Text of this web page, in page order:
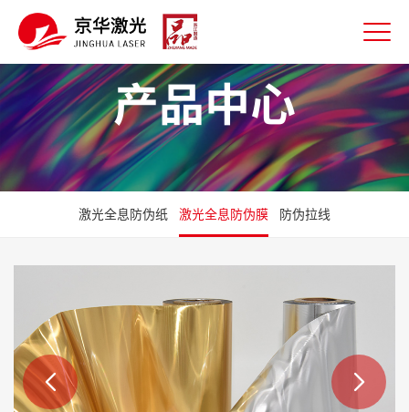
产品中心
激光全息防伪纸 激光全息防伪膜 防伪拉线